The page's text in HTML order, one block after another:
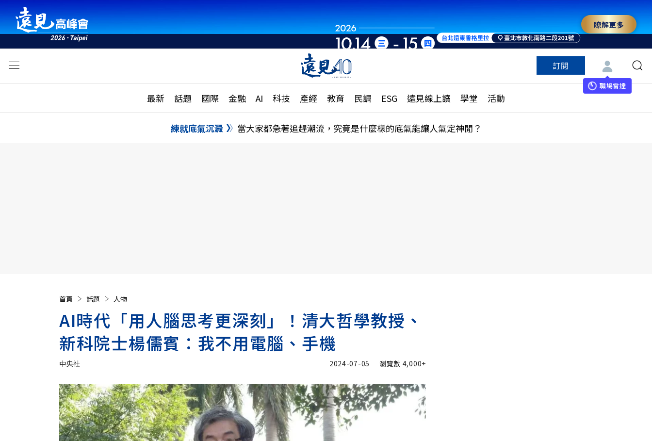
瞭解更多
訂閱
職場雷達
最新 話題 國際 金融 AI 科技 產經 教育 民調 ESG 遠見線上讀 學堂 活動
活動
話題
國際
特輯
大學升學、職涯攻略
縣市施政調查全解析
民調
更多訂閱方案
特色頻道
練就底氣沉澱 當大家都急著追趕潮流，究竟是什麼樣的底氣能讓人氣定神閒？
首頁 話題 人物
AI時代「用人腦思考更深刻」！清大哲學教授、
新科院士楊儒賓：我不用電腦、手機
中央社
中央社 加入追蹤
2024-07-05 瀏覽數 4,000+